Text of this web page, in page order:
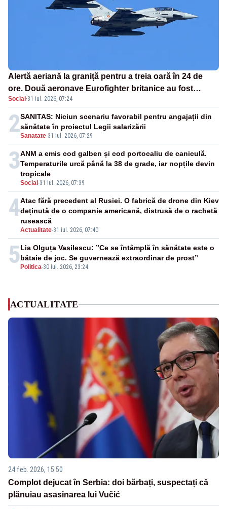
Alertă aeriană la graniță pentru a treia oară în 24 de
ore. Două aeronave Eurofighter britanice au fost
ridicate de la sol
Social ·31 iul. 2026, 07:24
2Sanatate-31 iul. 2026, 07:29
SANITAS: Niciun scenariu favorabil pentru angajații din
sănătate în proiectul Legii salarizării
3
Social -31 iul. 2026, 07:39
ANM a emis cod galben și cod portocaliu de caniculă.
Temperaturile urcă până la 38 de grade, iar nopțile devin
tropicale
4
Actualitate-31 iul. 2026, 07:40
Atac fără precedent al Rusiei. O fabrică de drone din Kiev
deținută de o companie americană, distrusă de o rachetă
rusească
5 Politica-30 iul. 2026, 23:24
Lia Olguța Vasilescu: ”Ce se întâmplă în sănătate este o
bătaie de joc. Se guvernează extraordinar de prost”
ACTUALITATE
24 feb. 2026, 15:50
Complot dejucat în Serbia: doi bărbați, suspectați că
plănuiau asasinarea lui Vučić